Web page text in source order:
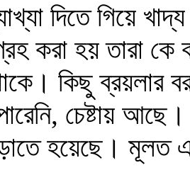
দিতে গিয়ে
করা হয় তারা
কিছু ব্রয়লার
চেষ্টায়
হয়েছে।